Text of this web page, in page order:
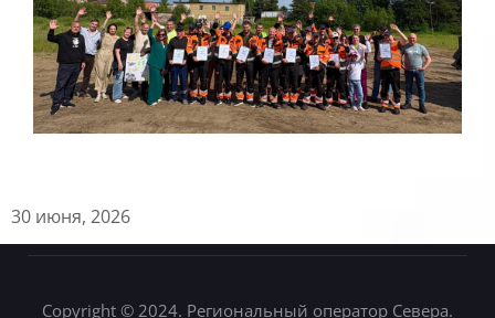
30 июня, 2026
Copyright © 2024. Региональный оператор Севера.